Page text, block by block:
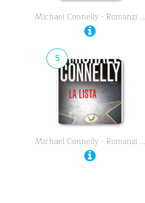
Michael Connelly - Romanzi …
5
Michael Connelly - Romanzi …